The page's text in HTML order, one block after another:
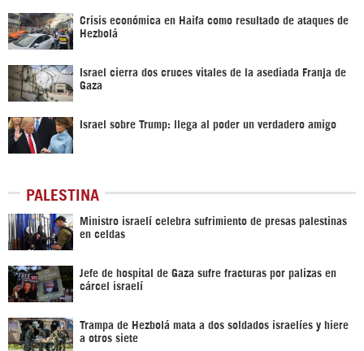
Crisis económica en Haifa como resultado de ataques de
Hezbolá
Israel cierra dos cruces vitales de la asediada Franja de
Gaza
Israel sobre Trump: llega al poder un verdadero amigo
PALESTINA
Ministro israelí celebra sufrimiento de presas palestinas
en celdas
Jefe de hospital de Gaza sufre fracturas por palizas en
cárcel israelí
Trampa de Hezbolá mata a dos soldados israelíes y hiere
a otros siete